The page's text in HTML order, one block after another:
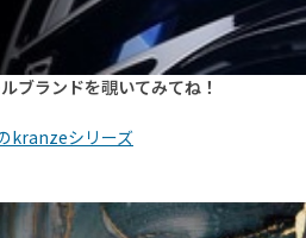
ブランドを覗いてみてね！
kranzeシリーズ